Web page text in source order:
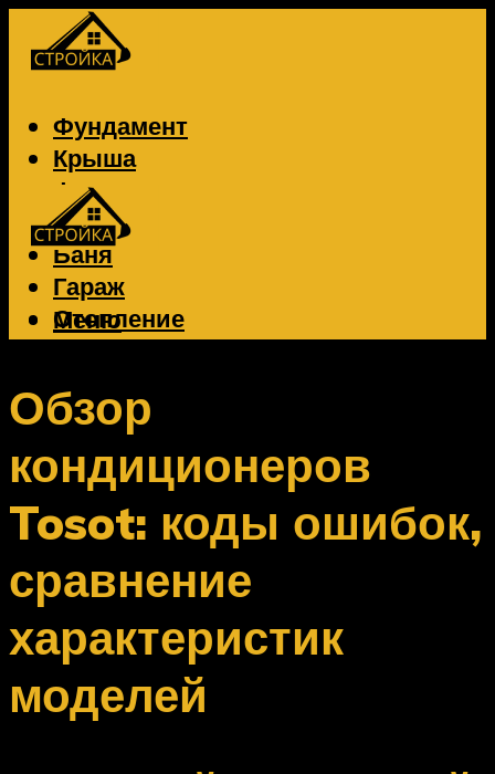
Фундамент
Крыша
Фасад
Забор
Баня
Гараж
Отопление
Вентиляция
Меню
Меню
Обзор
кондиционеров
Tosot: коды ошибок,
сравнение
характеристик
моделей